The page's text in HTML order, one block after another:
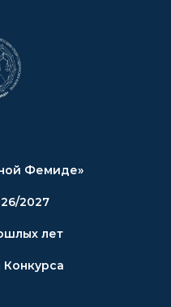
Фемиде»
2027
лет
Конкурса